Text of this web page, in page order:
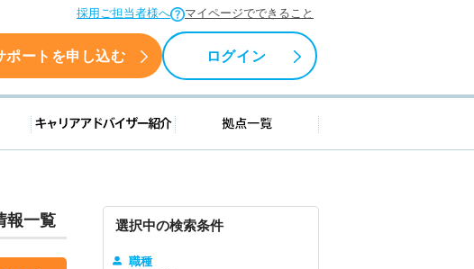
採用ご担当者様へ マイページでできること
ポートを申し込む ログイン
転職支援情報 キャリアアドバイザー紹介 拠点一覧
報一覧 選択中の検索条件
職種